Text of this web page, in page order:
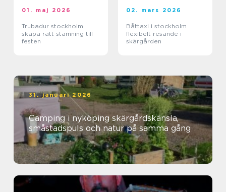
01. maj 2026
Trubadur stockholm
skapa rätt stämning till
festen
02. mars 2026
Båttaxi i stockholm
flexibelt resande i
skärgården
31. januari 2026
Camping i nyköping skärgårdskänsla,
småstadspuls och natur på samma gång